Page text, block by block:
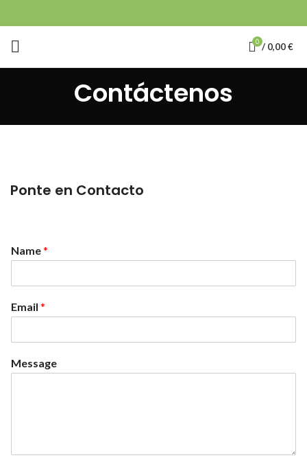
0 / 0,00€
Contáctenos
Ponte en Contacto
Name*
Email *
Message